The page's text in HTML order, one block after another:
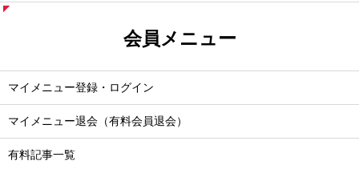
会員メニュー
マイメニュー登録・ログイン
マイメニュー退会（有料会員退会）
有料記事一覧